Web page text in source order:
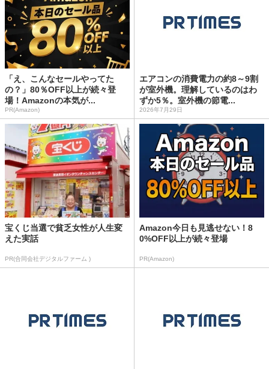
「え、こんなセールやってた
の？」80％OFF以上が続々登
場！Amazonの本気が...
PR(Amazon)
エアコンの消費電力の約8～9割
が室外機。理解しているのはわ
ずか5％。室外機の節電...
2026年7月29日
宝くじ当選で貧乏女性が人生変
えた実話
PR(合同会社デジタルファーム )
Amazon今日も見逃せない！8
0%OFF以上が続々登場
PR(Amazon)